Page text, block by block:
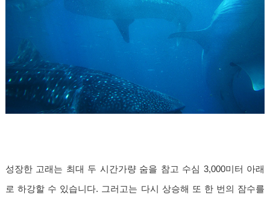
성장한 고래는 최대 두 시간가량 숨을 참고 수심 3,000미터 아래
로 하강할 수 있습니다. 그러고는 다시 상승해 또 한 번의 잠수를